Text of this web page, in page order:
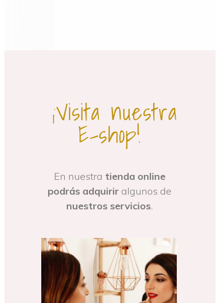
¡Visita nuestra
E-shop!
En nuestra tienda online
podrás adquirir algunos de
nuestros servicios.